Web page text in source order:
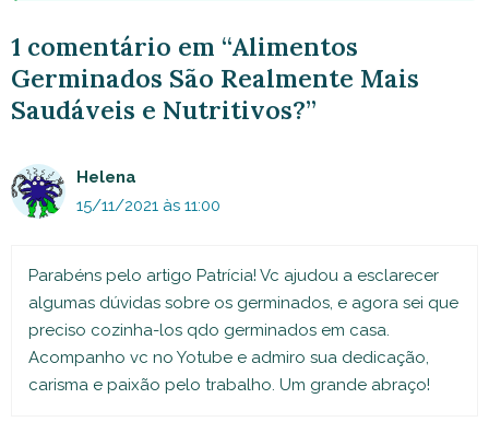
1 comentário em “Alimentos
Germinados São Realmente Mais
Saudáveis e Nutritivos?”
Helena
15/11/2021 às 11:00
Parabéns pelo artigo Patrícia! Vc ajudou a esclarecer
algumas dúvidas sobre os germinados, e agora sei que
preciso cozinha-los qdo germinados em casa.
Acompanho vc no Yotube e admiro sua dedicação,
carisma e paixão pelo trabalho. Um grande abraço!